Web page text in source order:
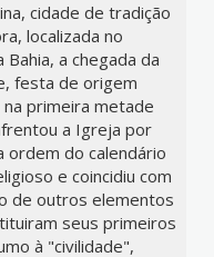
cidade de tradição
localizada no
a chegada da
festa de origem
na primeira metade
a Igreja por
ordem do calendário
e coincidiu com
de outros elementos
seus primeiros
à "civilidade",